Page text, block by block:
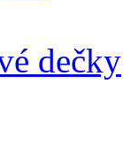
dečky